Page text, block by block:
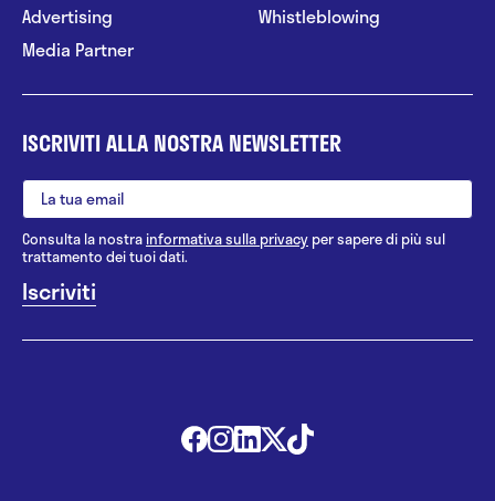
Advertising
Media Partner
Whistleblowing
ISCRIVITI ALLA NOSTRA NEWSLETTER
Consulta la nostrainformativa sulla privacy per sapere di più sul
trattamento dei tuoi dati.